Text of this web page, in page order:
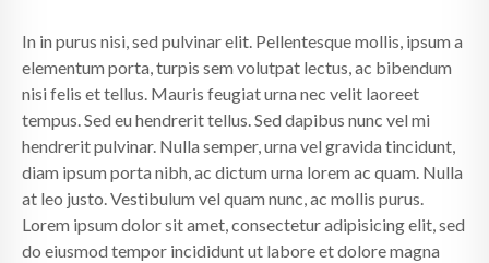
In in purus nisi, sed pulvinar elit. Pellentesque mollis, ipsum a
elementum porta, turpis sem volutpat lectus, ac bibendum
nisi felis et tellus. Mauris feugiat urna nec velit laoreet
tempus. Sed eu hendrerit tellus. Sed dapibus nunc vel mi
hendrerit pulvinar. Nulla semper, urna vel gravida tincidunt,
diam ipsum porta nibh, ac dictum urna lorem ac quam. Nulla
at leo justo. Vestibulum vel quam nunc, ac mollis purus.
Lorem ipsum dolor sit amet, consectetur adipisicing elit, sed
do eiusmod tempor incididunt ut labore et dolore magna